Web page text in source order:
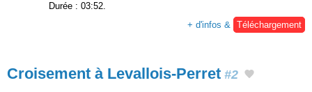
Durée : 03:52.
+ d'infos & Téléchargement
Croisement à Levallois-Perret #2